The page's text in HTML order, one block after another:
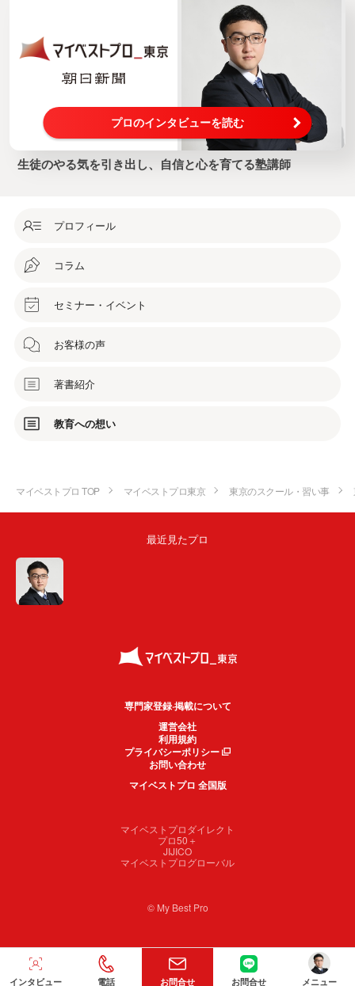
プロのインタビューを読む
生徒のやる気を引き出し、自信と心を育てる塾講師
プロフィール
コラム
セミナー・イベント
お客様の声
著書紹介
教育への想い
マイベストプロ TOP マイベストプロ東京 東京のスクール・習い事
最近見たプロ
専門家登録·掲載について
運営会社
利用規約
プライバシーポリシー
お問い合わせ
マイベストプロ 全国版
マイベストプロダイレクト
プロ50＋
JIJICO
マイベストプログローバル
© My Best Pro
インタビュー 電話 お問合せ お問合せ メニュー